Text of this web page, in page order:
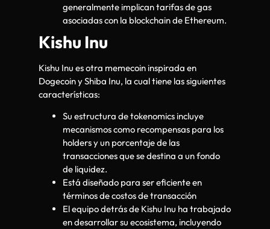
generalmente implican tarifas de gas
asociadas con la blockchain de Ethereum.
Kishu Inu
Kishu Inu es otra memecoin inspirada en
Dogecoin y Shiba Inu, la cual tiene las siguientes
características:
Su estructura de tokenomics incluye
mecanismos como recompensas para los
holders y un porcentaje de las
transacciones que se destina a un fondo
de liquidez.
Está diseñado para ser eficiente en
términos de costos de transacción
El equipo detrás de Kishu Inu ha trabajado
en desarrollar su ecosistema, incluyendo